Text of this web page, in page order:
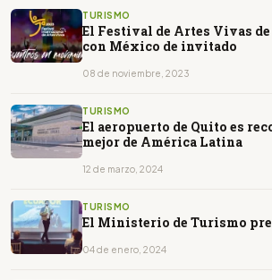
TURISMO
El Festival de Artes Vivas
con México de invitado
08 de noviembre, 2023
TURISMO
El aeropuerto de Quito es
mejor de América Latina
12 de marzo, 2024
TURISMO
El Ministerio de Turismo
04 de enero, 2024